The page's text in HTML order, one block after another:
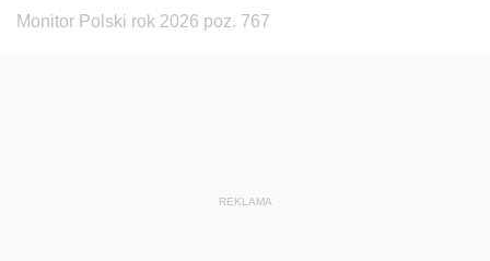
Monitor Polski rok 2026 poz. 767
REKLAMA